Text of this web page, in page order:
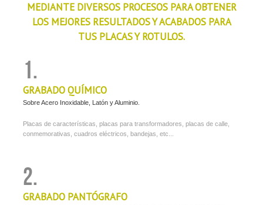
MEDIANTE DIVERSOS PROCESOS PARA OBTENER
LOS MEJORES RESULTADOS Y ACABADOS PARA
TUS PLACAS Y ROTULOS.
1.
GRABADO QUÍMICO
Sobre Acero Inoxidable, Latón y Aluminio.
Placas de características, placas para transformadores, placas de calle,
conmemorativas, cuadros eléctricos, bandejas, etc...
2.
GRABADO PANTÓGRAFO